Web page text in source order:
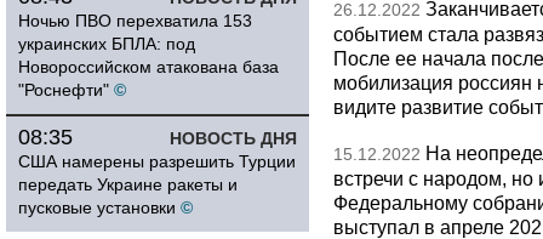
Ночью ПВО перехватила 153
украинских БПЛА: под
Новороссийском атакована база
"Роснефти" ©
НОВОСТЬ ДНЯ
08:35
США намерены разрешить Турции
передать Украине ракеты и
пусковые установки ©
26.12.2022
событием стала
После ее начала
мобилизация
видите развитие
15.12.2022 На
встречи с народом,
Федеральному
выступал в апреле